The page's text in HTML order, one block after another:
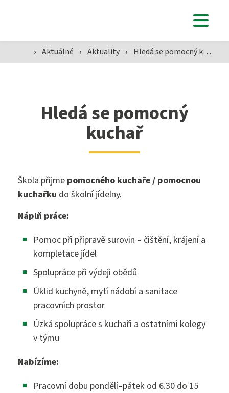
Studenti
SZŠ
Přijímací zkoušky ›
Maturitní zkouška ›
Praktická sestra
Zdravotnické lyceum
Nutriční asistent
Kosmetické služby
Masér ve zdravotnictví
Přijímací zkoušky ›
Absolutoria ›
Praxe ›
Kontakty
Instagram
› Aktuálně › Aktuality › Hledá se pomocný kuchař
Hledá se pomocný
kuchař
Škola přijme pomocného kuchaře / pomocnou
kuchařku do školní jídelny.
Náplň práce:
Pomoc při přípravě surovin – čištění, krájení a
kompletace jídel
Spolupráce při výdeji obědů
Úklid kuchyně, mytí nádobí a sanitace
pracovních prostor
Úzká spolupráce s kuchaři a ostatními kolegy
v týmu
Nabízíme:
Pracovní dobu pondělí–pátek od 6.30 do 15